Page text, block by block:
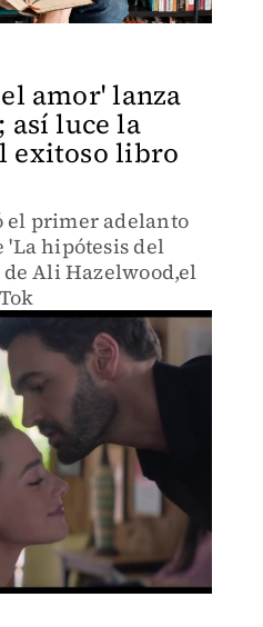
amor' lanza
luce la
exitoso libro
el primer adelanto
'La hipótesis del
de Ali Hazelwood,el